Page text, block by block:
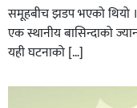
समूहबीच झडप भएको थियो ।
एक स्थानीय बासिन्दाको
यही घटनाको […]